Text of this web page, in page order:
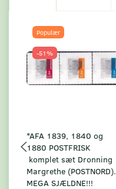
Populær
-51%
*AFA 1839, 1840 og
1880 POSTFRISK
komplet sæt Dronning
Margrethe (POSTNORD).
MEGA SJÆLDNE!!!